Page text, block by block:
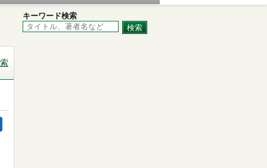
キーワード検索